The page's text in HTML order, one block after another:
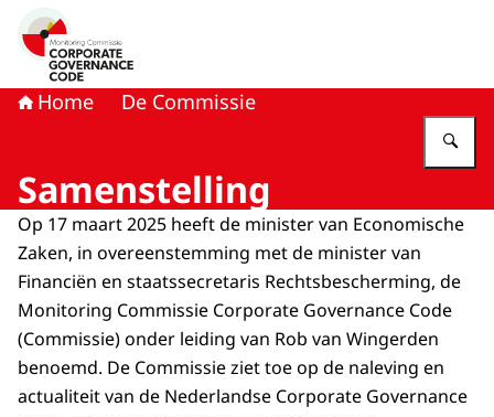
Naar de homepage van Monitoring Commissie
Home De Commissie
Samenstelling
Op 17 maart 2025 heeft de minister van Economische
Zaken, in overeenstemming met de minister van
Financiën en staatssecretaris Rechtsbescherming, de
Monitoring Commissie Corporate Governance Code
(Commissie) onder leiding van Rob van Wingerden
benoemd. De Commissie ziet toe op de naleving en
actualiteit van de Nederlandse Corporate Governance